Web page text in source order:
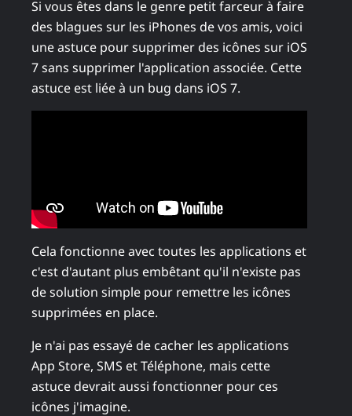
Si vous êtes dans le genre petit farceur à faire
des blagues sur les iPhones de vos amis, voici
une astuce pour supprimer des icônes sur iOS
7 sans supprimer l'application associée. Cette
astuce est liée à un bug dans iOS 7.
Cela fonctionne avec toutes les applications et
c'est d'autant plus embêtant qu'il n'existe pas
de solution simple pour remettre les icônes
supprimées en place.
Je n'ai pas essayé de cacher les applications
App Store, SMS et Téléphone, mais cette
astuce devrait aussi fonctionner pour ces
icônes j'imagine.